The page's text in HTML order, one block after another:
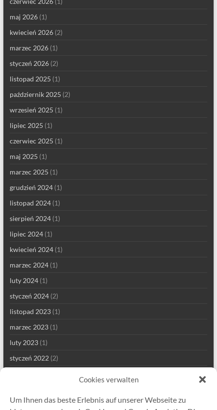
Cookies verwalten
Um Ihnen das beste Erlebnis auf unserer Webseite zu
maj 2026(1)
kwiecień 2026(2)
marzec 2026(1)
styczeń 2026(2)
listopad 2025 (1)
październik 2025 (2)
wrzesień 2025 (1)
lipiec 2025 (1)
czerwiec 2025 (1)
maj 2025 (1)
marzec 2025 (1)
grudzień 2024(1)
listopad 2024(1)
sierpień 2024(1)
lipiec 2024(1)
kwiecień 2024(1)
marzec 2024(1)
luty 2024(1)
styczeń 2024(2)
listopad 2023(1)
marzec 2023(1)
luty 2023(1)
styczeń 2022(2)
sierpień 2021(4)